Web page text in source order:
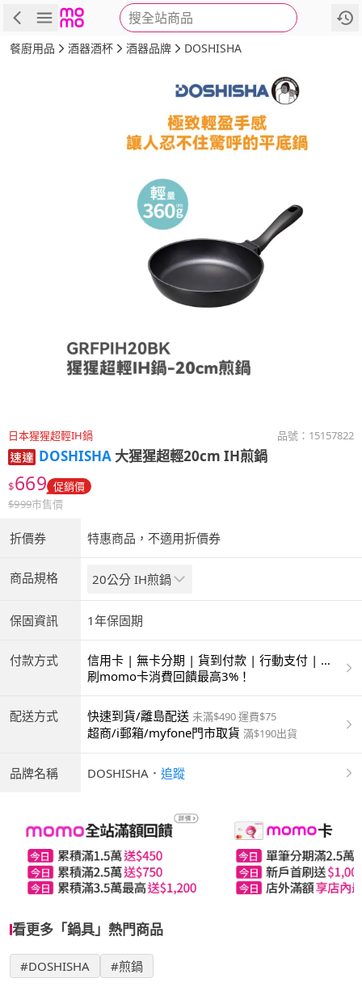
搜全站商品
商品 評價 詳情
餐廚用品 酒器酒杯 酒器品牌 DOSHISHA
日本猩猩超輕IH鍋 品號： 15157822
DOSHISHA 大猩猩超輕20cm IH煎鍋
$669 促銷價
$999市售價
折價券 特惠商品，不適用折價券
商品規格 20公分 IH煎鍋
保固資訊 1年保固期
付款方式
信用卡 | 無卡分期 | 貨到付款 | 行動支付 | 超
商付款 | ATM | 銀聯卡
刷momo卡消費回饋最高3%！
配送方式 快速到貨/離島配送 未滿$490 運費$75
超商/i郵箱/myfone門市取貨 滿$190出貨
品牌名稱 DOSHISHA ． 追蹤
看更多「鍋具」熱門商品
#DOSHISHA #煎鍋